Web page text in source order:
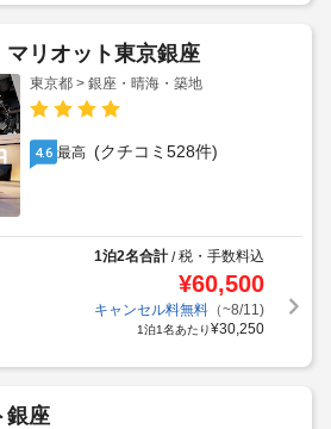
リオット東京銀座
東京都 > 銀座・晴海・築地
4.6 最高 (クチコミ528件)
1泊2名合計/税・手数料込
¥60,500
キャンセル料無料（~8/11)
1泊1名あたり¥30,250
銀座